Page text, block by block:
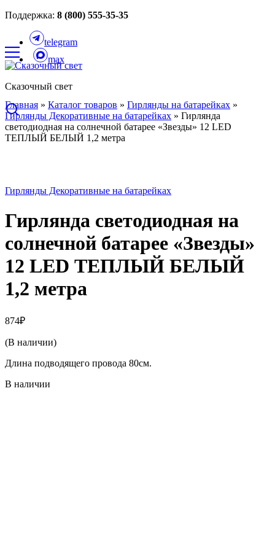
Поддержка: 8 (800) 555-35-35
telegram
max
Сказочный свет
Главная » Каталог товаров » Гирлянды на батарейках »
Гирлянды Декоративные на батарейках » Гирлянда
светодиодная на солнечной батарее «Звезды» 12 LED
ТЕПЛЫЙ БЕЛЫЙ 1,2 метра
Гирлянды Декоративные на батарейках
Гирлянда светодиодная на
солнечной батарее «Звезды»
12 LED ТЕПЛЫЙ БЕЛЫЙ
1,2 метра
874₽
(В наличии)
Длина подводящего провода 80см.
В наличии